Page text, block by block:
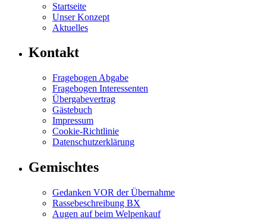
Startseite
Unser Konzept
Aktuelles
Kontakt
Fragebogen Abgabe
Fragebogen Interessenten
Übergabevertrag
Gästebuch
Impressum
Cookie-Richtlinie
Datenschutzerklärung
Gemischtes
Gedanken VOR der Übernahme
Rassebeschreibung BX
Augen auf beim Welpenkauf